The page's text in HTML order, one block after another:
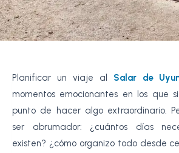
Planificar un viaje al Salar de
momentos emocionantes en los que
punto de hacer algo extraordinario.
ser abrumador: ¿cuántos días
existen? ¿cómo organizo todo desde